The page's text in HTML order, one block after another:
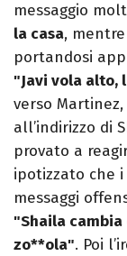
messaggio
la casa,
portandosi
"Javi vola alto,
verso
all’indirizzo di
provato a
ipotizzato che
messaggi
"Shaila cambia
zo**ola". Poi